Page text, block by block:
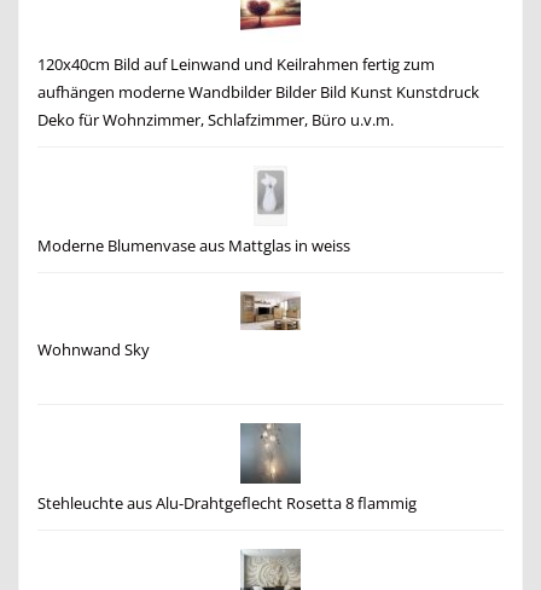
120x40cm Bild auf Leinwand und Keilrahmen fertig zum
aufhängen moderne Wandbilder Bilder Bild Kunst Kunstdruck
Deko für Wohnzimmer, Schlafzimmer, Büro u.v.m.
Moderne Blumenvase aus Mattglas in weiss
Wohnwand Sky
Stehleuchte aus Alu-Drahtgeflecht Rosetta 8 flammig